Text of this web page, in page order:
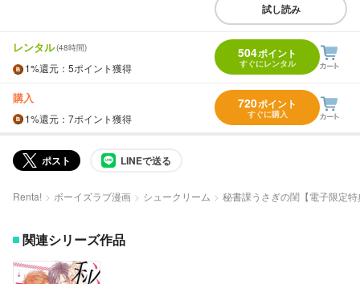
試し読み
レンタル(48時間)
1%還元 ：5ポイント獲得
504ポイント
すぐにレンタル
購入
1%還元 ：7ポイント獲得
720ポイント
すぐに購入
ポスト LINEで送る
Renta! ボーイズラブ漫画 シュークリーム 秘書課うさぎの閨【電子限定
関連シリーズ作品